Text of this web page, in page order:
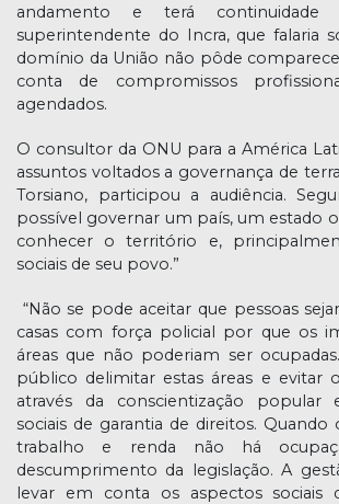
andamento e terá
superintendente do Incra, que falaria
domínio da União não pôde
conta de compromissos
agendados.
O consultor da ONU para a América
assuntos voltados a governança de
Torsiano, participou a audiência.
possível governar um país, um estado
conhecer o território e,
sociais de seu povo.”
“Não se pode aceitar que pessoas
casas com força policial por que os
áreas que não poderiam ser
público delimitar estas áreas e evitar
através da conscientização
sociais de garantia de direitos. Quando
trabalho e renda não há
descumprimento da legislação. A
levar em conta os aspectos